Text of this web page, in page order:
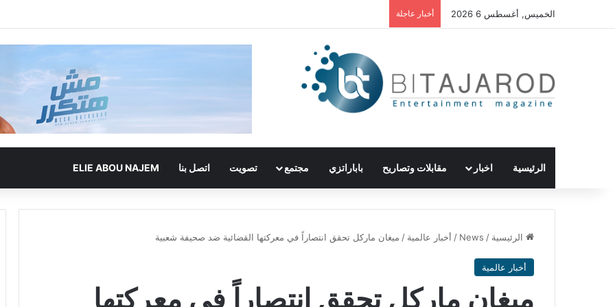
الخميس, أغسطس 6 2026 أخبار عاجلة
الرئيسية اخبار مقابلات وتصاريح باباراتزي مجتمع تصويت اتصل بنا ELIE ABOU NAJEM
الرئيسية /
News
/ أخبار عالمية / ميغان ماركل تحقق انتصاراً في معركتها القضائية ضد صحيفة شعبية
أخبار عالمية
ميغان ماركل تحقق انتصاراً في معركتها